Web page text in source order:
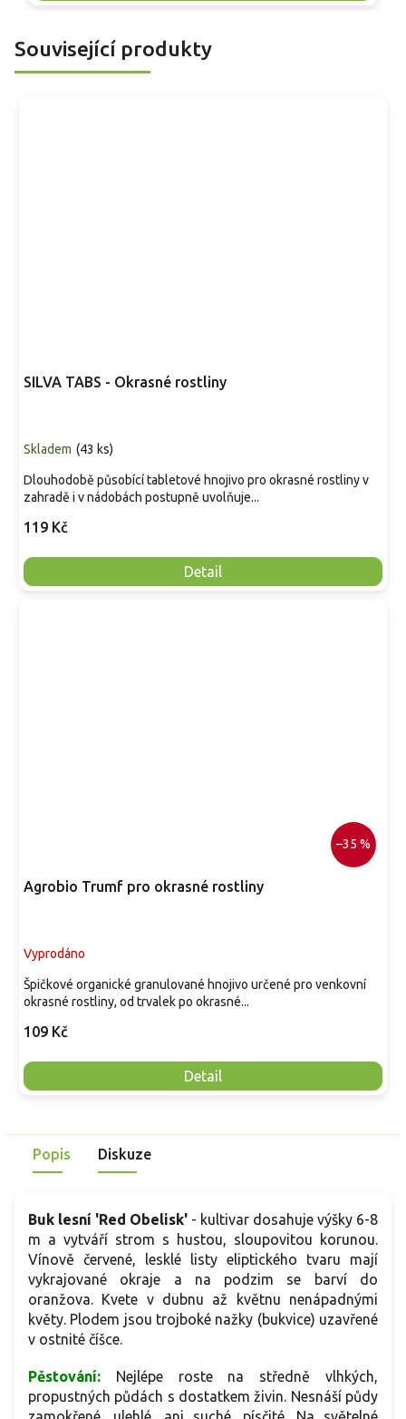
Související produkty
SILVA TABS - Okrasné rostliny
Skladem (43 ks)
119 Kč
Detail
Dlouhodobě působící tabletové hnojivo pro okrasné rostliny v
zahradě i v nádobách postupně uvolňuje...
–35 %
Agrobio Trumf pro okrasné rostliny
Vyprodáno
109 Kč
Detail
Špičkové organické granulované hnojivo určené pro venkovní
okrasné rostliny, od trvalek po okrasné...
Popis Diskuze
Buk lesní 'Red Obelisk' - kultivar dosahuje výšky 6-8
m a vytváří strom s hustou, sloupovitou korunou.
Vínově červené, lesklé listy eliptického tvaru mají
vykrajované okraje a na podzim se barví do
oranžova. Kvete v dubnu až květnu nenápadnými
květy. Plodem jsou trojboké nažky (bukvice) uzavřené
v ostnité číšce.
Pěstování: Nejlépe roste na středně vlhkých,
propustných půdách s dostatkem živin. Nesnáší půdy